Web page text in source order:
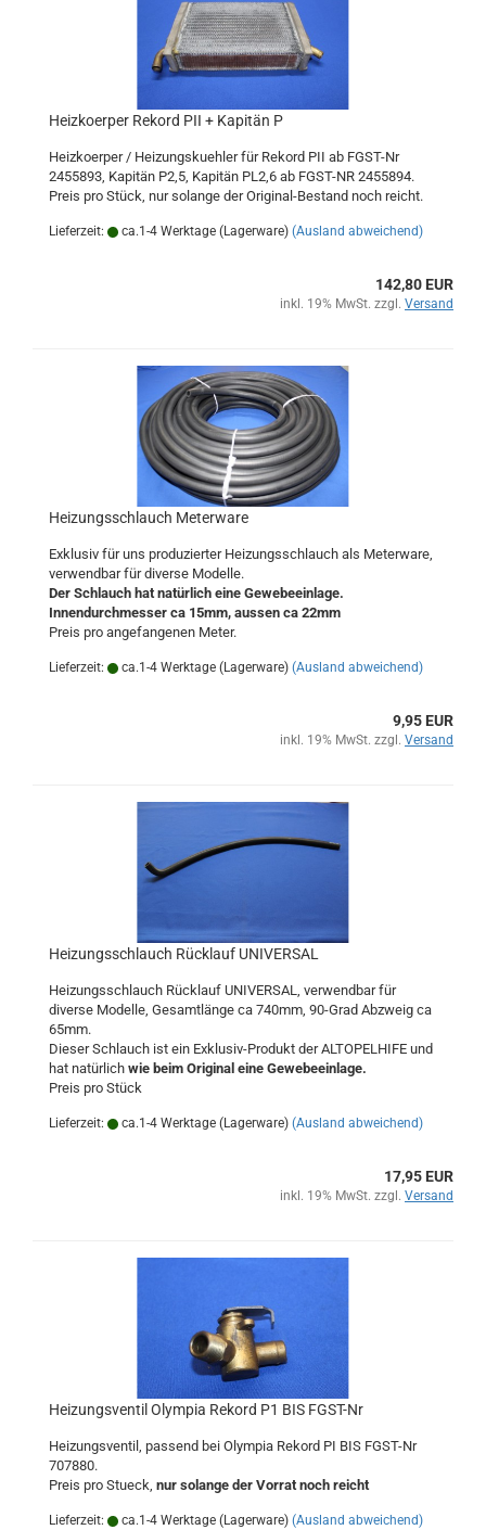
Heizkoerper Rekord PII + Kapitän P
Heizkoerper / Heizungskuehler für Rekord PII ab FGST-Nr
2455893, Kapitän P2,5, Kapitän PL2,6 ab FGST-NR 2455894.
Preis pro Stück, nur solange der Original-Bestand noch reicht.
Lieferzeit: ca.1-4 Werktage (Lagerware) (Ausland abweichend)
142,80 EUR
inkl. 19% MwSt. zzgl. Versand
Heizungsschlauch Meterware
Exklusiv für uns produzierter Heizungsschlauch als Meterware,
verwendbar für diverse Modelle.
Der Schlauch hat natürlich eine Gewebeeinlage.
Innendurchmesser ca 15mm, aussen ca 22mm
Preis pro angefangenen Meter.
Lieferzeit: ca.1-4 Werktage (Lagerware) (Ausland abweichend)
9,95 EUR
inkl. 19% MwSt. zzgl. Versand
Heizungsschlauch Rücklauf UNIVERSAL
Heizungsschlauch Rücklauf UNIVERSAL, verwendbar für
diverse Modelle, Gesamtlänge ca 740mm, 90-Grad Abzweig ca
65mm.
Dieser Schlauch ist ein Exklusiv-Produkt der ALTOPELHIFE und
hat natürlich wie beim Original eine Gewebeeinlage.
Preis pro Stück
Lieferzeit: ca.1-4 Werktage (Lagerware) (Ausland abweichend)
17,95 EUR
inkl. 19% MwSt. zzgl. Versand
Heizungsventil Olympia Rekord P1 BIS FGST-Nr
Heizungsventil, passend bei Olympia Rekord PI BIS FGST-Nr
707880.
Preis pro Stueck, nur solange der Vorrat noch reicht
Lieferzeit: ca.1-4 Werktage (Lagerware) (Ausland abweichend)